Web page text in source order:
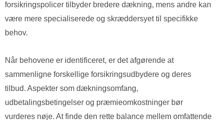
forsikringspolicer tilbyder bredere dækning, mens andre kan
være mere specialiserede og skræddersyet til specifikke
behov.
Når behovene er identificeret, er det afgørende at
sammenligne forskellige forsikringsudbydere og deres
tilbud. Aspekter som dækningsomfang,
udbetalingsbetingelser og præmieomkostninger bør
vurderes nøje. At finde den rette balance mellem omfattende